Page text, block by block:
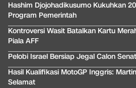
Hashim Djojohadikusumo Kukuhkan
Program Pemerintah
Kontroversi Wasit Batalkan Kartu
Piala AFF
Pelobi Israel Bersiap Jegal Calon
Hasil Kualifikasi MotoGP Inggris:
Selamat